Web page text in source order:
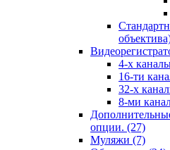
4-х
16-ти
32-х
8-ми
опции. (27)
Муляжи (7)